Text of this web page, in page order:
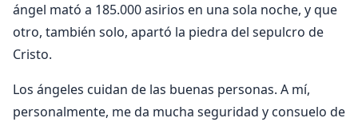
ángel mató a 185.000 asirios en una sola noche, y que
otro, también solo, apartó la piedra del sepulcro de
Cristo.
Los ángeles cuidan de las buenas personas. A mí,
personalmente, me da mucha seguridad y consuelo de